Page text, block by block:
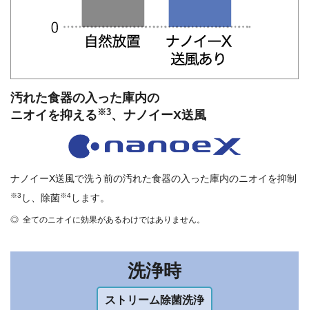
汚れた食器の入った庫内の
ニオイを抑える ※3、ナノイーX送風
ナノイーX送風で洗う前の汚れた食器の入った庫内のニオイを抑制
※3 し、除菌※4 します。
全てのニオイに効果があるわけではありません。
洗浄時
ストリーム除菌洗浄